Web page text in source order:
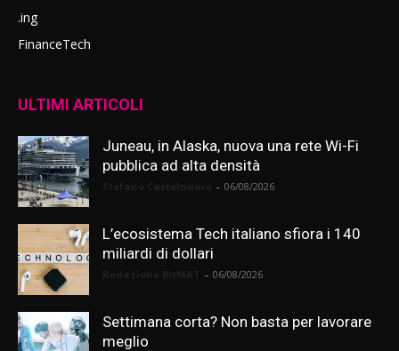
.ing
FinanceTech
ULTIMI ARTICOLI
Juneau, in Alaska, nuova una rete Wi-Fi
pubblica ad alta densità
- 06/08/2026
L’ecosistema Tech italiano sfiora i 140
miliardi di dollari
- 06/08/2026
Settimana corta? Non basta per lavorare
meglio